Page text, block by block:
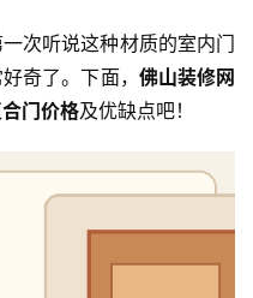
次听说这种材质的室内门
奇了。下面， 佛山装修网
门价格及优缺点吧！